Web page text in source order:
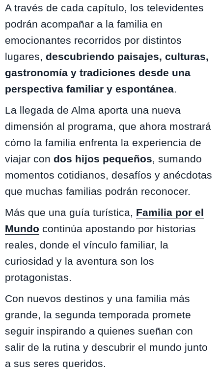
A través de cada capítulo, los televidentes
podrán acompañar a la familia en
emocionantes recorridos por distintos
lugares, descubriendo paisajes, culturas,
gastronomía y tradiciones desde una
perspectiva familiar y espontánea.
La llegada de Alma aporta una nueva
dimensión al programa, que ahora mostrará
cómo la familia enfrenta la experiencia de
viajar con dos hijos pequeños, sumando
momentos cotidianos, desafíos y anécdotas
que muchas familias podrán reconocer.
Más que una guía turística, Familia por el
Mundo continúa apostando por historias
reales, donde el vínculo familiar, la
curiosidad y la aventura son los
protagonistas.
Con nuevos destinos y una familia más
grande, la segunda temporada promete
seguir inspirando a quienes sueñan con
salir de la rutina y descubrir el mundo junto
a sus seres queridos.